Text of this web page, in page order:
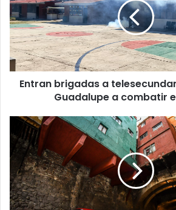
r
a
n
b
r
i
s
t
l
e
Entran brigadas a
Guadalupe a combatir
a
r
o
s
c